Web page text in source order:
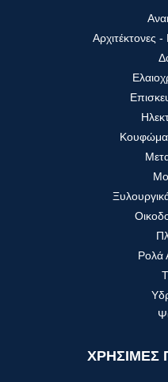
Αρχιτέκτονες -
Ρολά
ΧΡΗΣΙΜΕΣ